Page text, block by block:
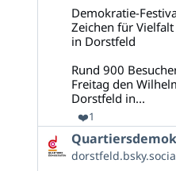
Bluesky
ansehen
Demokratie-
Zeichen für
in Dorstfeld
Rund 900
Freitag den
Dorstfeld in...
❤️1
Beitrag
von
Quartiersdemokraten